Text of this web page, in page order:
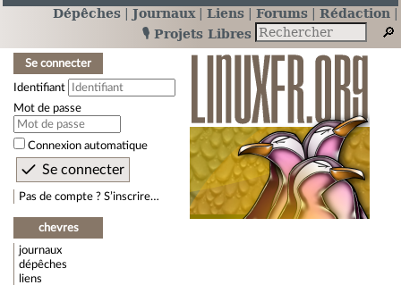
Dépêches Journaux Liens Forums
Rédaction
🎙️ Projets Libres
Se connecter
Identifiant
Mot de passe
Connexion automatique
Pas de compte ? S’inscrire…
chevres
journaux
dépêches
liens